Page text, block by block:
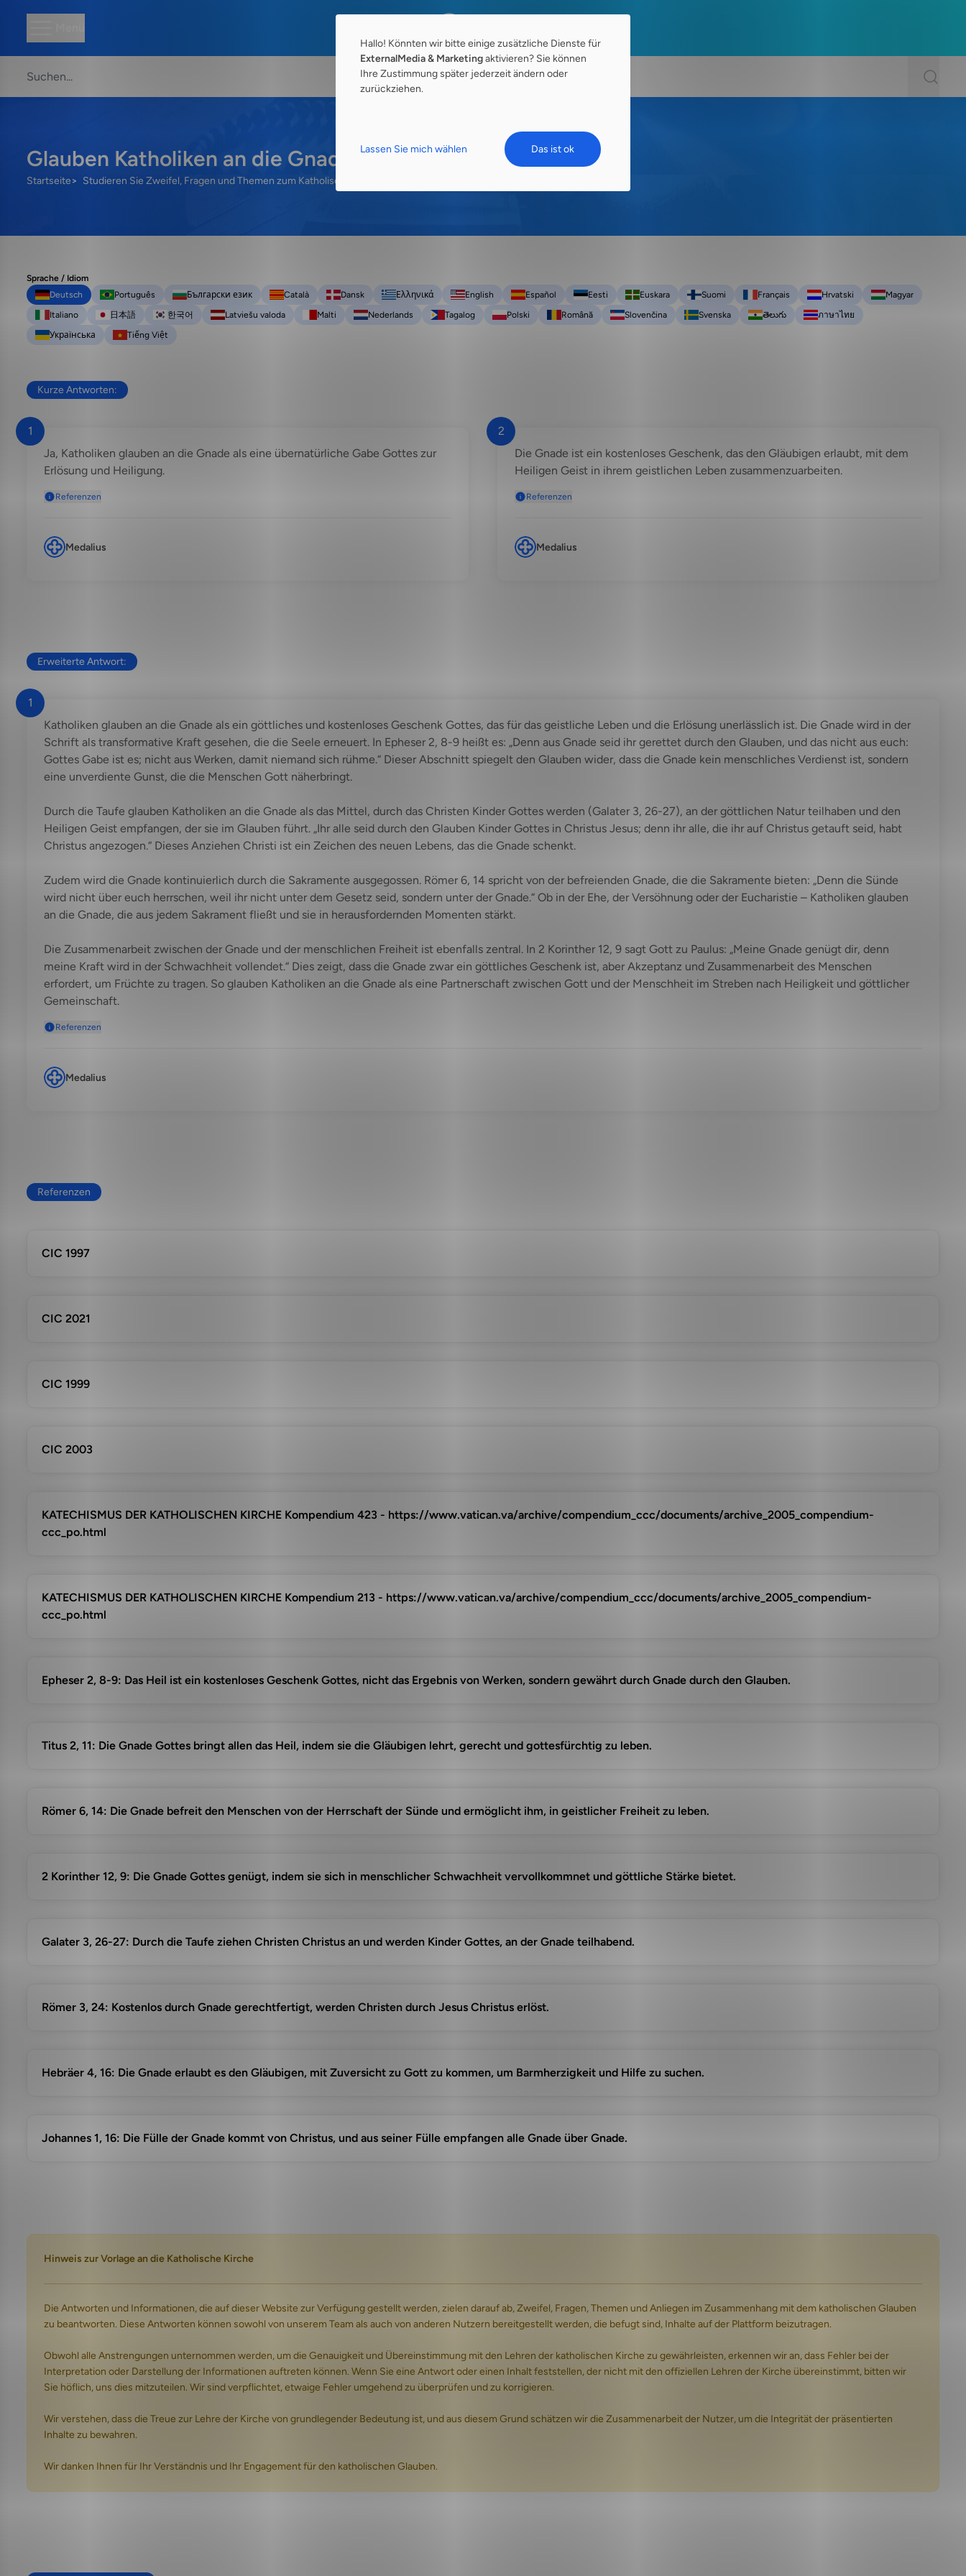
Glauben Katholiken an die Gnade?
Startseite Studieren Sie Zweifel, Fragen und Themen zum Katholischen Glauben.
Sprache / Idiom
Deutsch
Português Български език Català Dansk Ελληνικά English Español Eesti Euskara Suomi Français Hrvatski
Magyar
Italiano
日本語 한국어 Latviešu valoda Malti Nederlands Tagalog Polski Română Slovenčina Svenska తెలుగు
ภาษาไทย
Українська
Tiếng Việt
Kurze Antworten:
1
Ja, Katholiken glauben an die Gnade als eine übernatürliche Gabe Gottes zur
Erlösung und Heiligung.
Referenzen
Medalius
2
Die Gnade ist ein kostenloses Geschenk, das den Gläubigen erlaubt, mit dem
Heiligen Geist in ihrem geistlichen Leben zusammenzuarbeiten.
Referenzen
Medalius
Erweiterte Antwort:
1
Katholiken glauben an die Gnade als ein göttliches und kostenloses Geschenk Gottes, das für das geistliche Leben und die Erlösung unerlässlich ist. Die Gnade wird in der
Schrift als transformative Kraft gesehen, die die Seele erneuert. In Epheser 2, 8-9 heißt es: „Denn aus Gnade seid ihr gerettet durch den Glauben, und das nicht aus euch:
Gottes Gabe ist es; nicht aus Werken, damit niemand sich rühme.“ Dieser Abschnitt spiegelt den Glauben wider, dass die Gnade kein menschliches Verdienst ist, sondern
eine unverdiente Gunst, die die Menschen Gott näherbringt.
Durch die Taufe glauben Katholiken an die Gnade als das Mittel, durch das Christen Kinder Gottes werden (Galater 3, 26-27), an der göttlichen Natur teilhaben und den
Heiligen Geist empfangen, der sie im Glauben führt. „Ihr alle seid durch den Glauben Kinder Gottes in Christus Jesus; denn ihr alle, die ihr auf Christus getauft seid, habt
Christus angezogen.“ Dieses Anziehen Christi ist ein Zeichen des neuen Lebens, das die Gnade schenkt.
Zudem wird die Gnade kontinuierlich durch die Sakramente ausgegossen. Römer 6, 14 spricht von der befreienden Gnade, die die Sakramente bieten: „Denn die Sünde
wird nicht über euch herrschen, weil ihr nicht unter dem Gesetz seid, sondern unter der Gnade.“ Ob in der Ehe, der Versöhnung oder der Eucharistie – Katholiken glauben
an die Gnade, die aus jedem Sakrament fließt und sie in herausfordernden Momenten stärkt.
Die Zusammenarbeit zwischen der Gnade und der menschlichen Freiheit ist ebenfalls zentral. In 2 Korinther 12, 9 sagt Gott zu Paulus: „Meine Gnade genügt dir, denn
meine Kraft wird in der Schwachheit vollendet.“ Dies zeigt, dass die Gnade zwar ein göttliches Geschenk ist, aber Akzeptanz und Zusammenarbeit des Menschen
erfordert, um Früchte zu tragen. So glauben Katholiken an die Gnade als eine Partnerschaft zwischen Gott und der Menschheit im Streben nach Heiligkeit und göttlicher
Gemeinschaft.
Referenzen
Medalius
Referenzen
CIC 1997
CIC 2021
CIC 1999
CIC 2003
KATECHISMUS DER KATHOLISCHEN KIRCHE Kompendium 423 - https://www.vatican.va/archive/compendium_ccc/documents/archive_2005_compendium-
ccc_po.html
KATECHISMUS DER KATHOLISCHEN KIRCHE Kompendium 213 - https://www.vatican.va/archive/compendium_ccc/documents/archive_2005_compendium-
ccc_po.html
Epheser 2, 8-9: Das Heil ist ein kostenloses Geschenk Gottes, nicht das Ergebnis von Werken, sondern gewährt durch Gnade durch den Glauben.
Titus 2, 11: Die Gnade Gottes bringt allen das Heil, indem sie die Gläubigen lehrt, gerecht und gottesfürchtig zu leben.
Römer 6, 14: Die Gnade befreit den Menschen von der Herrschaft der Sünde und ermöglicht ihm, in geistlicher Freiheit zu leben.
2 Korinther 12, 9: Die Gnade Gottes genügt, indem sie sich in menschlicher Schwachheit vervollkommnet und göttliche Stärke bietet.
Galater 3, 26-27: Durch die Taufe ziehen Christen Christus an und werden Kinder Gottes, an der Gnade teilhabend.
Römer 3, 24: Kostenlos durch Gnade gerechtfertigt, werden Christen durch Jesus Christus erlöst.
Hebräer 4, 16: Die Gnade erlaubt es den Gläubigen, mit Zuversicht zu Gott zu kommen, um Barmherzigkeit und Hilfe zu suchen.
Johannes 1, 16: Die Fülle der Gnade kommt von Christus, und aus seiner Fülle empfangen alle Gnade über Gnade.
Hinweis zur Vorlage an die Katholische Kirche
Die Antworten und Informationen, die auf dieser Website zur Verfügung gestellt werden, zielen darauf ab, Zweifel, Fragen, Themen und Anliegen im Zusammenhang mit dem katholischen Glauben
zu beantworten. Diese Antworten können sowohl von unserem Team als auch von anderen Nutzern bereitgestellt werden, die befugt sind, Inhalte auf der Plattform beizutragen.
Obwohl alle Anstrengungen unternommen werden, um die Genauigkeit und Übereinstimmung mit den Lehren der katholischen Kirche zu gewährleisten, erkennen wir an, dass Fehler bei der
Interpretation oder Darstellung der Informationen auftreten können. Wenn Sie eine Antwort oder einen Inhalt feststellen, der nicht mit den offiziellen Lehren der Kirche übereinstimmt, bitten wir
Sie höflich, uns dies mitzuteilen. Wir sind verpflichtet, etwaige Fehler umgehend zu überprüfen und zu korrigieren.
Wir verstehen, dass die Treue zur Lehre der Kirche von grundlegender Bedeutung ist, und aus diesem Grund schätzen wir die Zusammenarbeit der Nutzer, um die Integrität der präsentierten
Inhalte zu bewahren.
Wir danken Ihnen für Ihr Verständnis und Ihr Engagement für den katholischen Glauben.
Hallo! Könnten wir bitte einige zusätzliche Dienste für
ExternalMedia & Marketingaktivieren? Sie können
Ihre Zustimmung später jederzeit ändern oder
zurückziehen.
Lassen Sie mich wählen Das ist ok